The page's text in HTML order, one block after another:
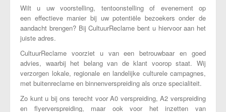
Wilt u uw voorstelling, tentoonstelling of evenement op
een effectieve manier bij uw potentiële bezoekers onder de
aandacht brengen? Bij CultuurReclame bent u hiervoor aan het
juiste adres.
CultuurReclame voorziet u van een betrouwbaar en goed
advies, waarbij het belang van de klant voorop staat. Wij
verzorgen lokale, regionale en landelijke culturele campagnes,
met buitenreclame en binnenverspreiding als onze specialiteit.
Zo kunt u bij ons terecht voor A0 verspreiding, A2 verspreiding
en flyerverspreiding, maar ook voor het inzetten van